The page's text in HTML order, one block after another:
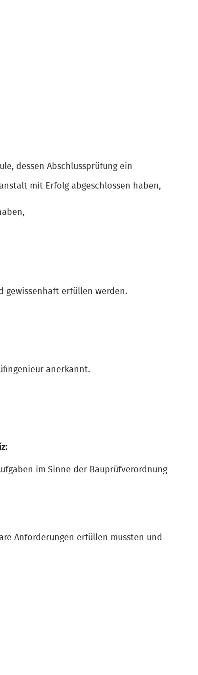
dessen Abschlussprüfung ein
mit Erfolg abgeschlossen haben,
gewissenhaft erfüllen werden.
anerkannt.
im Sinne der Bauprüfverordnung
Anforderungen erfüllen mussten und